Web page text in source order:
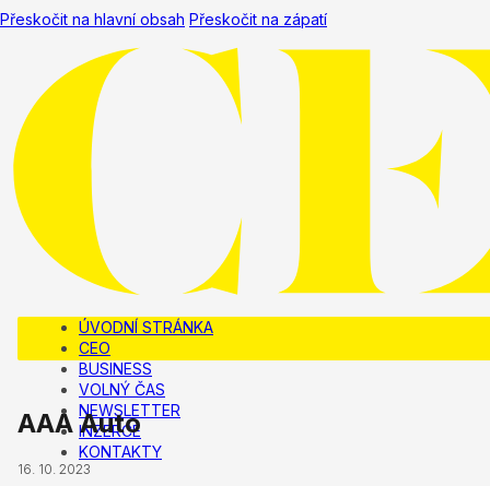
Přeskočit na hlavní obsah Přeskočit na zápatí
ÚVODNÍ STRÁNKA
CEO
BUSINESS
VOLNÝ ČAS
NEWSLETTER
INZERCE
KONTAKTY
AAA Auto
16. 10. 2023